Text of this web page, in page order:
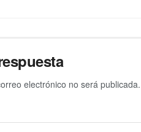
electrónico no será publicada.